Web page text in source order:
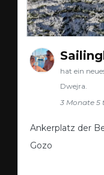
hat ein
Dwejra.
3 Monate 5
Ankerplatz der
Gozo